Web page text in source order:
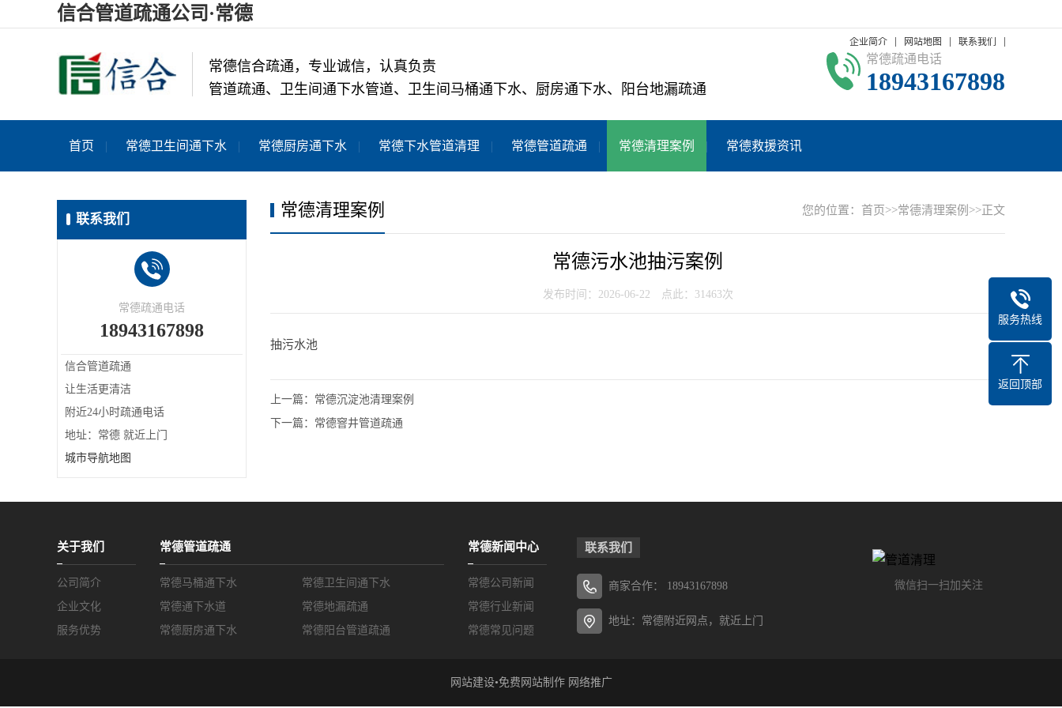
信合管道疏通公司·常德
企业简介 网站地图 联系我们
常德信合疏通，专业诚信，认真负责
管道疏通、卫生间通下水管道、卫生间马桶通下水、厨房通下水、阳台地漏疏通
常德疏通电话
18943167898
首页 常德卫生间通下水 常德厨房通下水 常德下水管道清理 常德管道疏通 常德清理案例 常德救援资讯
联系我们
常德疏通电话
18943167898
信合管道疏通
让生活更清洁
附近24小时疏通电话
地址：常德 就近上门
城市导航地图
您的位置： 首页>>常德清理案例 >>正文
常德清理案例
常德污水池抽污案例
发布时间：2026-06-22 点此：31463次
抽污水池
上一篇： 常德沉淀池清理案例
下一篇： 常德窨井管道疏通
关于我们
公司简介
企业文化
服务优势
常德管道疏通
常德马桶通下水
常德卫生间通下水
常德通下水道
常德地漏疏通
常德厨房通下水
常德阳台管道疏通
常德新闻中心
常德公司新闻
常德行业新闻
常德常见问题
微信扫一扫加关注
联系我们
商家合作： 18943167898
地址：常德附近网点，就近上门
网站建设•免费 网站制作 网络推广
服务热线
返回顶部